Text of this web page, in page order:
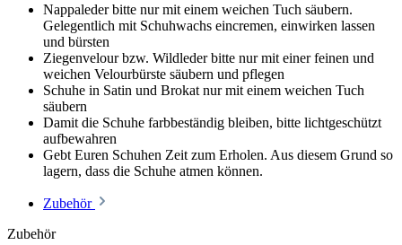
Nappaleder bitte nur mit einem weichen Tuch säubern.
Gelegentlich mit Schuhwachs eincremen, einwirken lassen
und bürsten
Ziegenvelour bzw. Wildleder bitte nur mit einer feinen und
weichen Velourbürste säubern und pflegen
Schuhe in Satin und Brokat nur mit einem weichen Tuch
säubern
Damit die Schuhe farbbeständig bleiben, bitte lichtgeschützt
aufbewahren
Gebt Euren Schuhen Zeit zum Erholen. Aus diesem Grund so
lagern, dass die Schuhe atmen können.
Zubehör
Zubehör